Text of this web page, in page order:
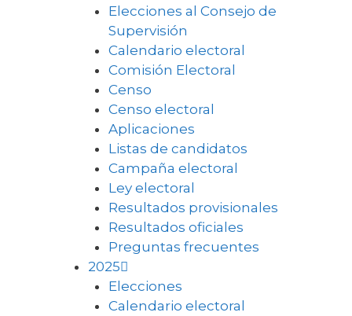
Elecciones al Consejo de
Supervisión
Calendario electoral
Comisión Electoral
Censo
Censo electoral
Aplicaciones
Listas de candidatos
Campaña electoral
Ley electoral
Resultados provisionales
Resultados oficiales
Preguntas frecuentes
2025
Elecciones
Calendario electoral